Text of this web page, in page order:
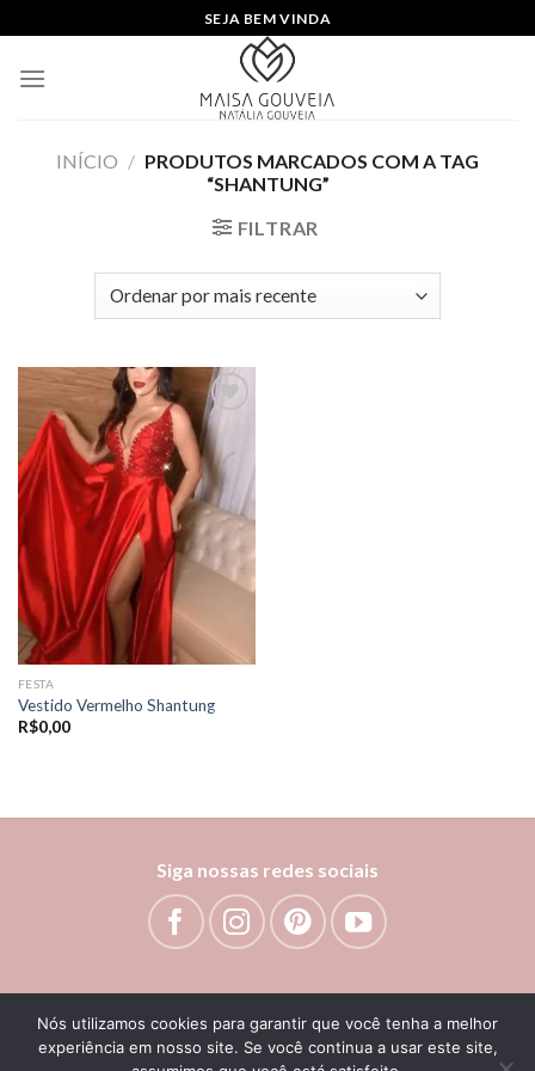
to
content
SEJA BEM VINDA
INÍCIO / PRODUTOS MARCADOS COM A TAG
“SHANTUNG”
FILTRAR
Add to
wishlist
FESTA
Vestido Vermelho Shantung
R$0,00
Siga nossas redes sociais
Nós utilizamos cookies para garantir que você tenha a melhor
experiência em nosso site. Se você continua a usar este site,